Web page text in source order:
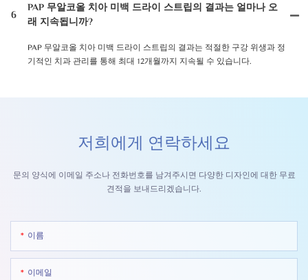
6
PAP 무알코올 치아 미백 드라이 스트립의 결과는 얼마나 오
래 지속됩니까?
PAP 무알코올 치아 미백 드라이 스트립의 결과는 적절한 구강 위생과 정
기적인 치과 관리를 통해 최대 12개월까지 지속될 수 있습니다.
저희에게 연락하세요
문의 양식에 이메일 주소나 전화번호를 남겨주시면 다양한 디자인에 대한 무료
견적을 보내드리겠습니다.
이름
이메일